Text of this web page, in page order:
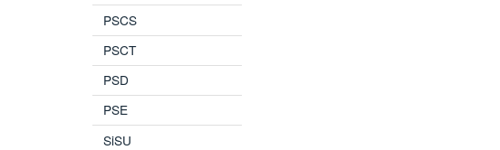
PSCS
PSCT
PSD
PSE
SiSU